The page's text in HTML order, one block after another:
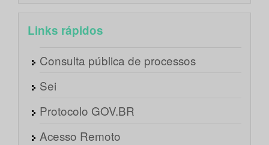
Links rápidos
Consulta pública de processos
Sei
Protocolo GOV.BR
Acesso Remoto